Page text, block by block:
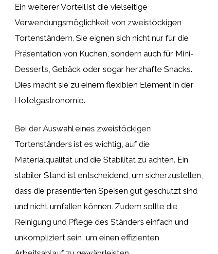
Ein weiterer Vorteil ist die vielseitige
Verwendungsmöglichkeit von zweistöckigen
Tortenständern. Sie eignen sich nicht nur für die
Präsentation von Kuchen, sondern auch für Mini-
Desserts, Gebäck oder sogar herzhafte Snacks.
Dies macht sie zu einem flexiblen Element in der
Hotelgastronomie.
Bei der Auswahl eines zweistöckigen
Tortenständers ist es wichtig, auf die
Materialqualität und die Stabilität zu achten. Ein
stabiler Stand ist entscheidend, um sicherzustellen,
dass die präsentierten Speisen gut geschützt sind
und nicht umfallen können. Zudem sollte die
Reinigung und Pflege des Ständers einfach und
unkompliziert sein, um einen effizienten